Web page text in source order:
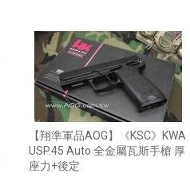
【翔準軍品AOG】《KSC》KWA
USP.45 Auto 全金屬瓦斯手槍 厚
座力+後定